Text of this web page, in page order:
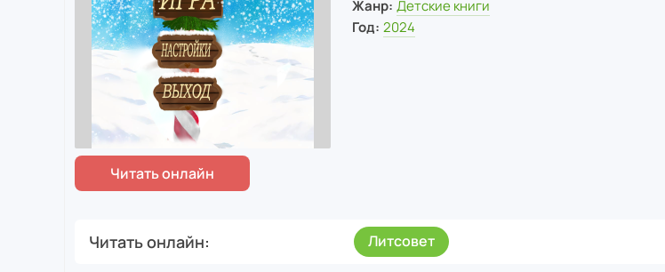
Жанр: Детские книги
Год: 2024
Читать онлайн Литсовет